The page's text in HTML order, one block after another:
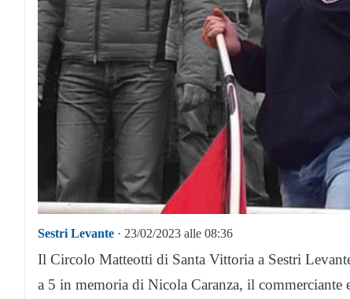
Sestri Levante · 23/02/2023 alle 08:36
Il Circolo Matteotti di Santa Vittoria a Sestri
a 5 in memoria di Nicola Caranza, il